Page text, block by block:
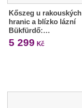
Kőszeg u rakouských
hranic a blízko lázní
Bükfürdő:…
5 299 Kč